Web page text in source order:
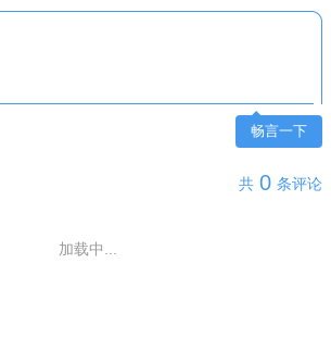
畅言一下
共 0 条评论
加载中...